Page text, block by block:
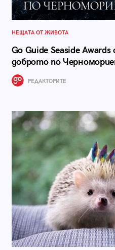
НЕЩАТА ОТ ЖИВОТА
Go Guide Seaside
доброто по
РЕДАКТОРИТЕ